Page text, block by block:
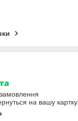
на вашу картку